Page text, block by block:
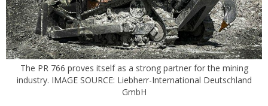
The PR 766 proves itself as a strong partner for the mining
industry. IMAGE SOURCE: Liebherr-International Deutschland
GmbH